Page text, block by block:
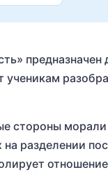
стороны
разделении